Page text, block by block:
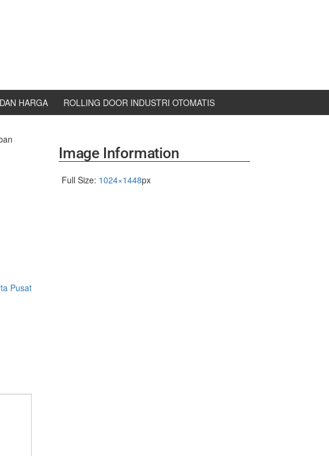
HARGA ROLLING DOOR INDUSTRI OTOMATIS
Image Information
Full Size: 1024×1448px